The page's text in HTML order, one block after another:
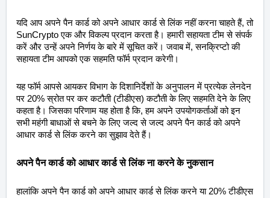
यदि आप अपने पैन कार्ड को अपने आधार कार्ड से लिंक नहीं करना चाहते हैं, तो
SunCrypto एक और विकल्प प्रदान करता है। हमारी सहायता टीम से संपर्क
करें और उन्हें अपने निर्णय के बारे में सूचित करें। जवाब में, सनक्रिप्टो की
सहायता टीम आपको एक सहमति फॉर्म प्रदान करेगी।
यह फॉर्म आपसे आयकर विभाग के दिशानिर्देशों के अनुपालन में प्रत्येक लेनदेन
पर 20% स्रोत पर कर कटौती (टीडीएस) कटौती के लिए सहमति देने के लिए
कहता है। जिसका परिणाम यह होता है कि, हम अपने उपयोगकर्ताओं को इन
सभी महंगी बाधाओं से बचने के लिए जल्द से जल्द अपने पैन कार्ड को अपने
आधार कार्ड से लिंक करने का सुझाव देते हैं।
अपने पैन कार्ड को आधार कार्ड से लिंक ना करने के नुकसान
हालांकि अपने पैन कार्ड को अपने आधार कार्ड से लिंक करने या 20% टीडीएस